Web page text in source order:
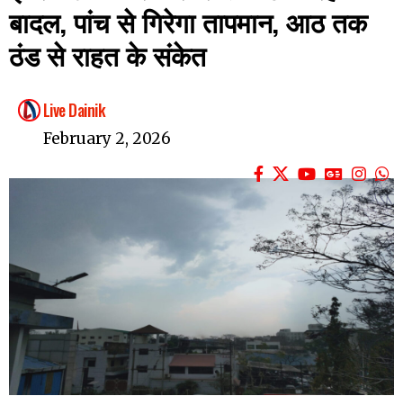
बादल, पांच से गिरेगा तापमान, आठ तक
ठंड से राहत के संकेत
Live Dainik
February 2, 2026